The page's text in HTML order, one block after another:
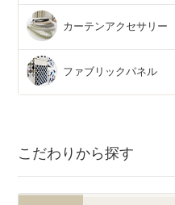
カーテンアクセサリー
ファブリックパネル
こだわりから探す